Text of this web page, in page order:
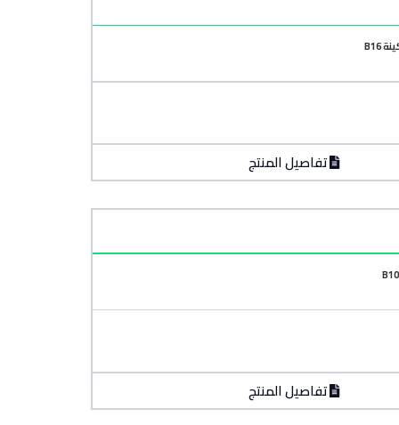
تفاصيل المنتج
تفاصيل المنتج